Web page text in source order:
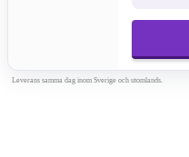
Leverans samma dag inom Sverige och utomlands.